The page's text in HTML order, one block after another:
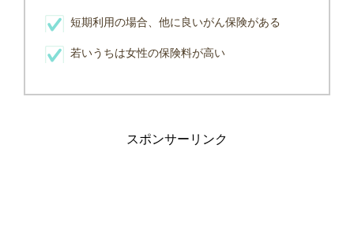
短期利用の場合、他に良いがん保険がある
若いうちは女性の保険料が高い
スポンサーリンク